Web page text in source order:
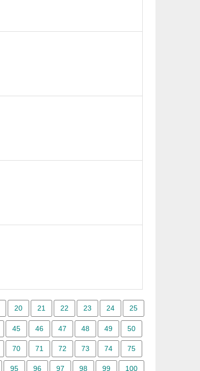
20 21 22 23 24 25
45 46 47 48 49 50
70 71 72 73 74 75
95 96 97 98 99 100